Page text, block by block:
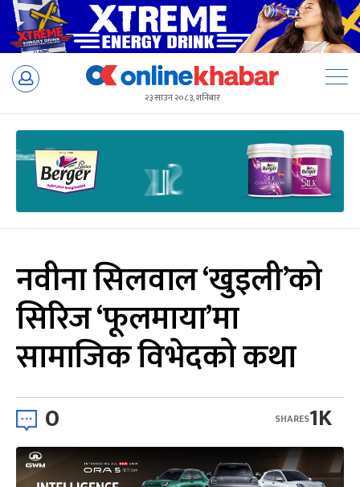
Skip
२३ साउन २०८३, शनिबार
नवीना सिलवाल ‘खुइली’को
सिरिज ‘फूलमाया’मा
सामाजिक विभेदको कथा
0 1K
SHARES